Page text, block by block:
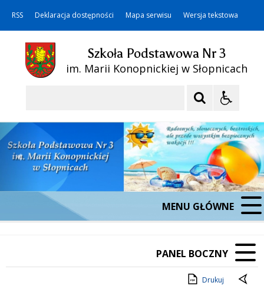
RSS Deklaracja dostępności Mapa serwisu Wersja tekstowa
Szkoła Podstawowa Nr 3
im. Marii Konopnickiej w Słopnicach
MENU GŁÓWNE
PANEL BOCZNY
Drukuj